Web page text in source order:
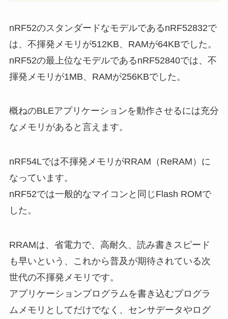
nRF52のスタンダードなモデルであるnRF52832で
は、不揮発メモリが512KB、RAMが64KBでした。
nRF52の最上位なモデルであるnRF52840では、不
揮発メモリが1MB、RAMが256KBでした。
概ねのBLEアプリケーションを動作させるには充分
なメモリがあると言えます。
nRF54Lでは不揮発メモリがRRAM（ReRAM）に
なっています。
nRF52では一般的なマイコンと同じFlash ROMで
した。
RRAMは、省電力で、高耐久、読み書きスピード
も早いという、これから普及が期待されている次
世代の不揮発メモリです。
アプリケーションプログラムを書き込むプログラ
ムメモリとしてだけでなく、センサデータやログ